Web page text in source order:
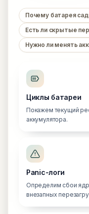
Почему батарея
Есть ли скрытые
Нужно ли менять
Циклы батареи
Покажем текущий
аккумулятора.
Panic-логи
Определим сбои
внезапных